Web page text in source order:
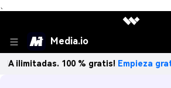
、
Media.io
100 % gratis! Empieza gratis→